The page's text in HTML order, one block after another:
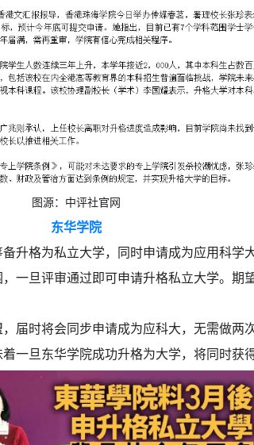
图源：中评社官网
东华学院
升格为私立大学，同时申请成为应用科学大
一旦评审通过即可申请升格私立大学。期
届时将会同步申请成为应科大，无需做两
一旦东华学院成功升格为大学，将同时获